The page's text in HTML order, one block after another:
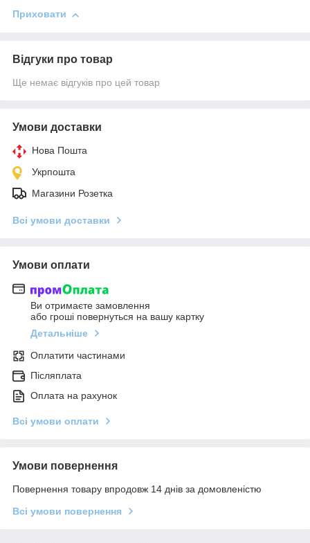
Приховати
Відгуки про товар
Ще немає відгуків про цей товар
Умови доставки
Нова Пошта
Укрпошта
Магазини Розетка
Всі умови доставки
Умови оплати
Ви отримаєте замовлення
або гроші повернуться на вашу картку
Детальніше
Оплатити частинами
Післяплата
Оплата на рахунок
Всі умови оплати
Умови повернення
Повернення товару впродовж 14 днів за домовленістю
Всі умови повернення